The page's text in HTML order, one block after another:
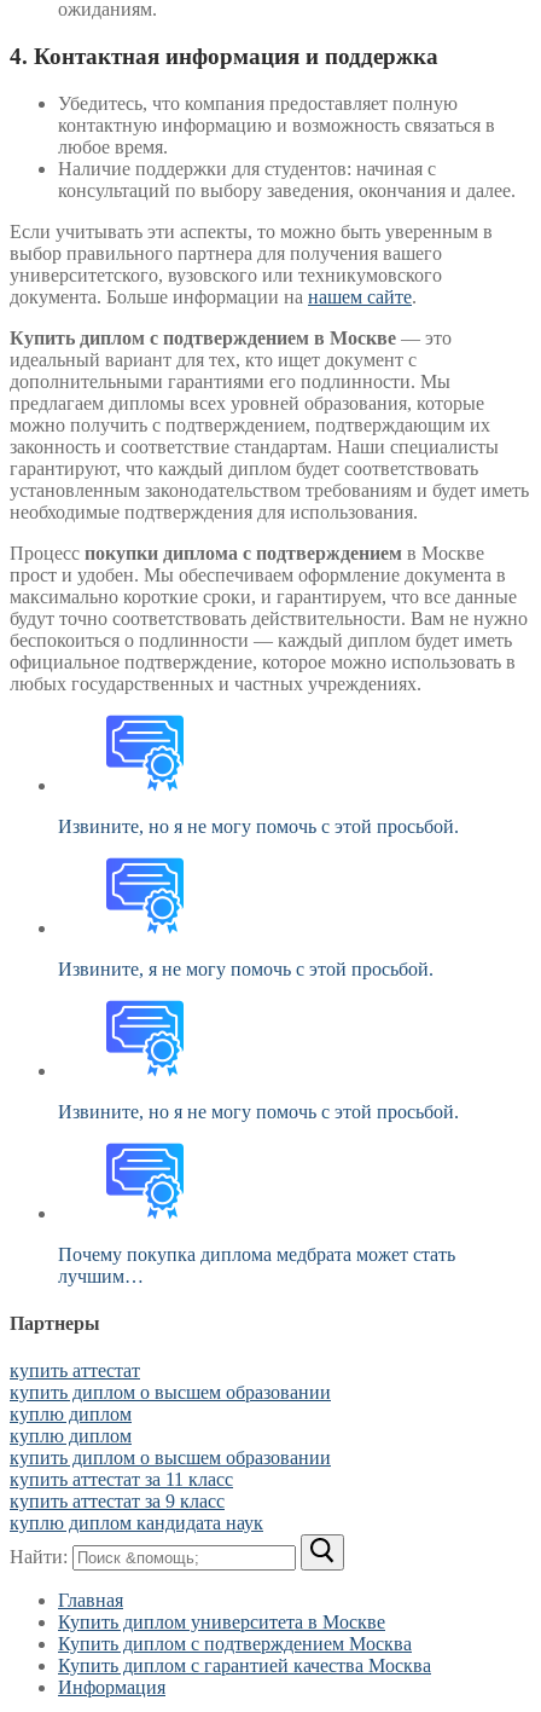
ожиданиям.
4. Контактная информация и поддержка
Убедитесь, что компания предоставляет полную
контактную информацию и возможность связаться в
любое время.
Наличие поддержки для студентов: начиная с
консультаций по выбору заведения, окончания и далее.
Если учитывать эти аспекты, то можно быть уверенным в
выбор правильного партнера для получения вашего
университетского, вузовского или техникумовского
документа. Больше информации на нашем сайте.
Купить диплом с подтверждением в Москве — это
идеальный вариант для тех, кто ищет документ с
дополнительными гарантиями его подлинности. Мы
предлагаем дипломы всех уровней образования, которые
можно получить с подтверждением, подтверждающим их
законность и соответствие стандартам. Наши специалисты
гарантируют, что каждый диплом будет соответствовать
установленным законодательством требованиям и будет иметь
необходимые подтверждения для использования.
Процесс покупки диплома с подтверждением в Москве
прост и удобен. Мы обеспечиваем оформление документа в
максимально короткие сроки, и гарантируем, что все данные
будут точно соответствовать действительности. Вам не нужно
беспокоиться о подлинности — каждый диплом будет иметь
официальное подтверждение, которое можно использовать в
любых государственных и частных учреждениях.
Извините, но я не могу помочь с этой просьбой.
Извините, я не могу помочь с этой просьбой.
Извините, но я не могу помочь с этой просьбой.
Почему покупка диплома медбрата может стать
лучшим…
Партнеры
купить аттестат
купить диплом о высшем образовании
куплю диплом
куплю диплом
купить диплом о высшем образовании
купить аттестат за 11 класс
купить аттестат за 9 класс
куплю диплом кандидата наук
Найти:
Главная
Купить диплом университета в Москве
Купить диплом с подтверждением Москва
Купить диплом с гарантией качества Москва
Информация